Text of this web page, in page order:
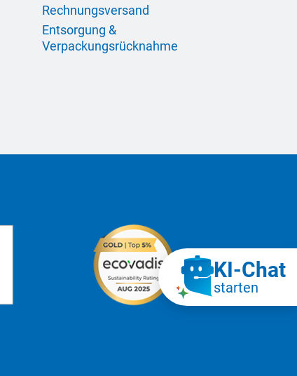
Rechnungsversand
Entsorgung &
Verpackungsrücknahme
KI‑Chat
starten